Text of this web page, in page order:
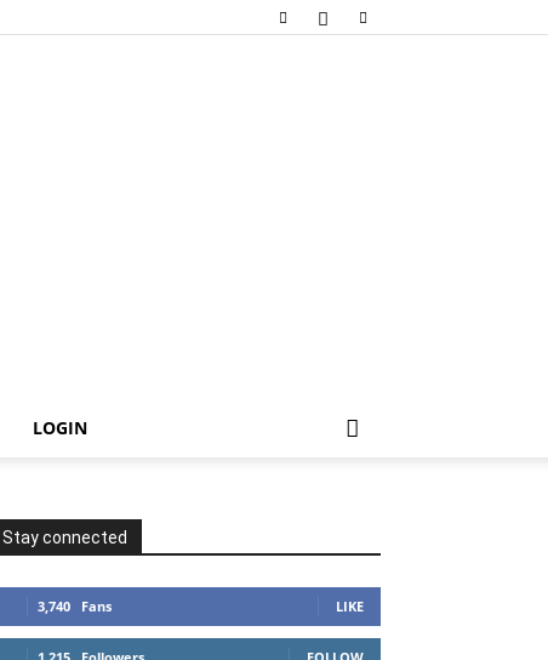
LOGIN
Stay connected
3,740 Fans LIKE